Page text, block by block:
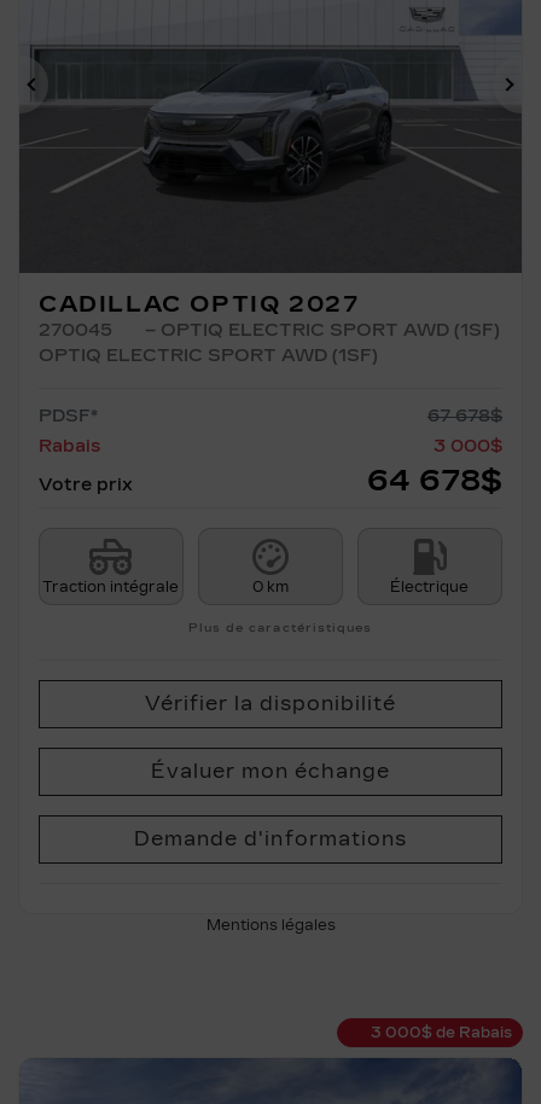
Précédent
CADILLAC OPTIQ 2027
270045
– OPTIQ ELECTRIC SPORT AWD (1SF)
OPTIQ ELECTRIC SPORT AWD (1SF)
PDSF* 67 678$
Rabais
3 000$
Votre prix
64 678$
Traction intégrale 0 km Électrique
Plus de caractéristiques
Vérifier la disponibilité
Évaluer mon échange
Demande d'informations
Mentions légales
3 000$ de Rabais